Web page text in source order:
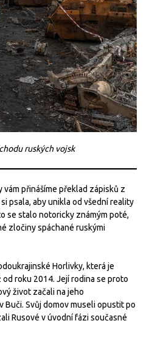
ruských vojsk
vám přinášíme překlad zápisků z
psala, aby unikla od všední reality
se stalo notoricky známým poté,
zločiny spáchané ruskými
Horlivky, která je
roku 2014. Její rodina se proto
život začali na jeho
Buči. Svůj domov museli opustit po
Rusové v úvodní fázi současné